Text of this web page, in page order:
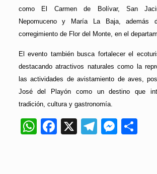
como El Carmen de Bolívar, San
Nepomuceno y María La Baja, además
corregimiento de Flor del Monte, en el
El evento también busca fortalecer el
destacando atractivos naturales como la
las actividades de avistamiento de aves,
José del Playón como un destino que
tradición, cultura y gastronomía.
WhatsApp
Facebook
X Telegram